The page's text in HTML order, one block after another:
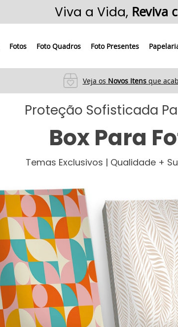
Viva a Vida, Reviva
Fotos Foto Quadros Foto Presentes
Veja os Novos Itens que
Proteção Sofisticada
Box Para
Temas Exclusivos | Qualidade +